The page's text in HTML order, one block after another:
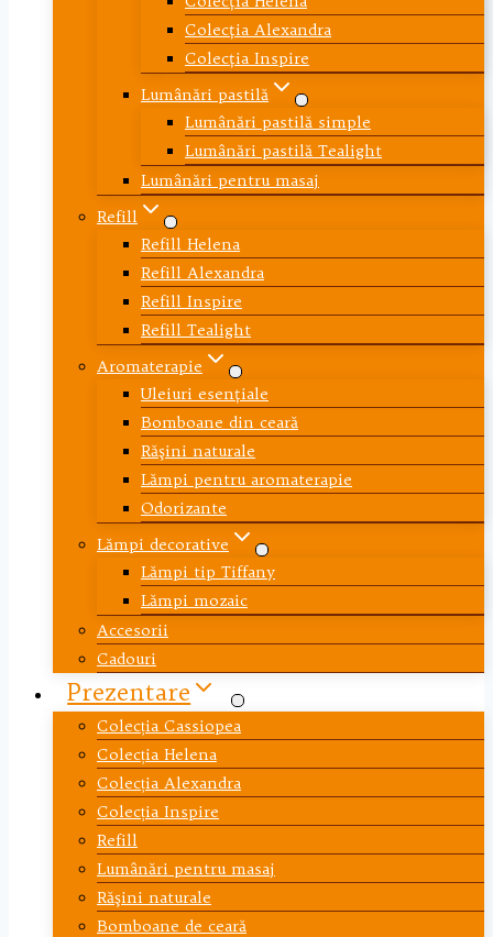
Colecţia Alexandra
Colecţia Inspire
Lumânări pastilă
Lumânări pastilă simple
Lumânări pastilă Tealight
Lumânări pentru masaj
Refill
Refill Helena
Refill Alexandra
Refill Inspire
Refill Tealight
Aromaterapie
Uleiuri esenţiale
Bomboane din ceară
Răşini naturale
Lămpi pentru aromaterapie
Odorizante
Lămpi decorative
Lămpi tip Tiffany
Lămpi mozaic
Accesorii
Cadouri
Prezentare
Colecția Cassiopea
Colecția Helena
Colecția Alexandra
Colecția Inspire
Refill
Lumânări pentru masaj
Răşini naturale
Bomboane de ceară